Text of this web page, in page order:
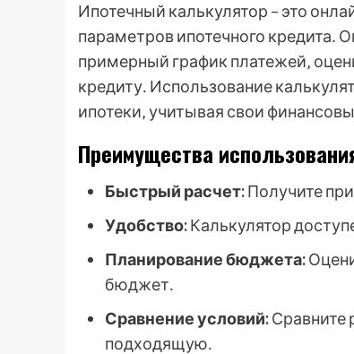
Ипотечный калькулятор – это
параметров ипотечного
примерный график платежей‚
кредиту․ Использование
ипотеки‚ учитывая свои
Преимущества
Быстрый расчет:Получите
Удобство:Калькулятор
Планирование бюджета:
бюджет․
Сравнение условий:Сравните
подходящую․